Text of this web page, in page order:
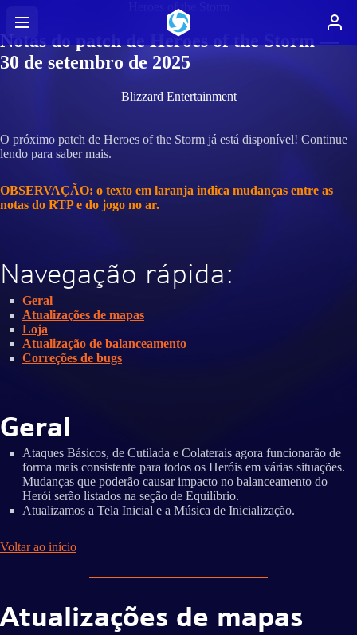
Heroes of the Storm
Notas do patch de Heroes of the Storm —
30 de setembro de 2025
Blizzard Entertainment
O próximo patch de Heroes of the Storm já está disponível! Continue
lendo para saber mais.
OBSERVAÇÃO: o texto em laranja indica mudanças entre as
notas do RTP e do jogo no ar.
Navegação rápida:
Geral
Atualizações de mapas
Loja
Atualização de balanceamento
Correções de bugs
Geral
Ataques Básicos, de Cutilada e Colaterais agora funcionarão de
forma mais consistente para todos os Heróis em várias situações.
Mudanças que poderão causar impacto no balanceamento do
Herói serão listados na seção de Equilíbrio.
Atualizamos a Tela Inicial e a Música de Inicialização.
Voltar ao início
Atualizações de mapas